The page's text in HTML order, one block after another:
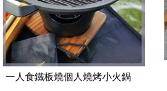
一人食鐵板燒個人燒烤小火鍋